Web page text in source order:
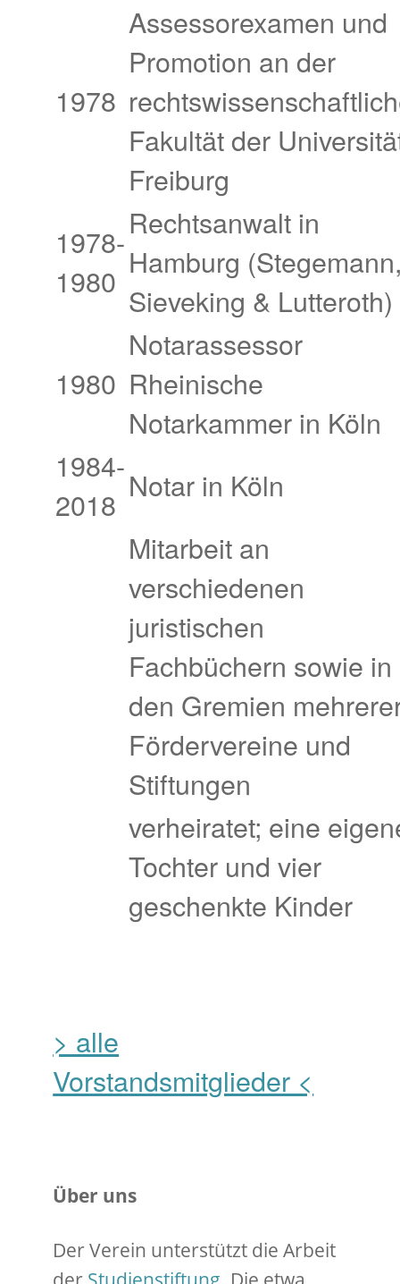
1978
Assessorexamen und
Promotion an der
Fakultät der
Freiburg
1978-
1980
Rechtsanwalt in
Hamburg
Sieveking & Lutteroth)
1980
Notarassessor
Rheinische
Notarkammer in Köln
1984-
2018 Notar in Köln
Mitarbeit an
verschiedenen
juristischen
Fachbüchern sowie in
den Gremien
Fördervereine und
Stiftungen
verheiratet; eine
Tochter und vier
geschenkte Kinder
> alle
Vorstandsmitglieder <
Über uns
Der Verein unterstützt die Arbeit